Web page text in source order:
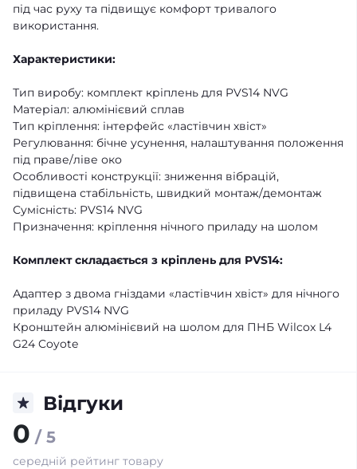
під час руху та підвищує комфорт тривалого
використання.
Характеристики:
Тип виробу: комплект кріплень для PVS14 NVG
Матеріал: алюмінієвий сплав
Тип кріплення: інтерфейс «ластівчин хвіст»
Регулювання: бічне усунення, налаштування положення
під праве/ліве око
Особливості конструкції: зниження вібрацій,
підвищена стабільність, швидкий монтаж/демонтаж
Сумісність: PVS14 NVG
Призначення: кріплення нічного приладу на шолом
Комплект складається з кріплень для PVS14:
Адаптер з двома гніздами «ластівчин хвіст» для нічного
приладу PVS14 NVG
Кронштейн алюмінієвий на шолом для ПНБ Wilcox L4
G24 Coyote
Відгуки
0 / 5
середній рейтинг товару